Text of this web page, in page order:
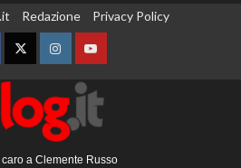
Redazione Privacy Policy
TwitterInstagramYouTube
a Clemente Russo